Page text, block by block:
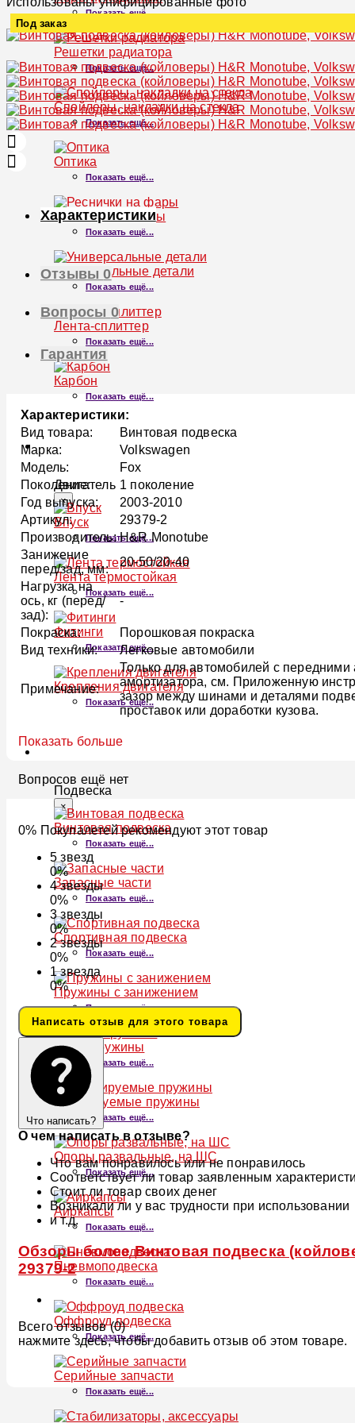
Показать ещё...
Решетки радиатора
Показать ещё...
Спойлеры, накладки на стекла
Показать ещё...
Оптика
Показать ещё...
Реснички на фары
Показать ещё...
Универсальные детали
Показать ещё...
Лента-сплиттер
Показать ещё...
Карбон
Показать ещё...
ДВИГАТЕЛЬ
Двигатель
×
Впуск
Показать ещё...
Лента термостойкая
Показать ещё...
Фитинги
Показать ещё...
Крепления двигателя
Показать ещё...
Подвеска
×
Винтовая подвеска
Показать ещё...
Запасные части
Показать ещё...
Спортивная подвеска
Показать ещё...
Пружины с занижением
Показать ещё...
Лифт-пружины
Показать ещё...
Регулируемые пружины
Показать ещё...
Опоры развальные, на ШС
Показать ещё...
Аиркапсы
Показать ещё...
Пневмоподвеска
Показать ещё...
Оффроуд подвеска
Показать ещё...
Серийные запчасти
Показать ещё...
Под заказ
Увеличить
Характеристики
Отзывы0
Вопросы 0
Гарантия
Характеристики:
Вид товара:
Винтовая подвеска
Марка:
Volkswagen
Модель:
Fox
Поколение:
1 поколение
Год выпуска:
2003-2010
Артикул:
29379-2
Производитель: H&R Monotube
Занижение
перед/зад, мм:
20-50/20-40
Нагрузка на
ось, кг (перед/
зад):
-
Покраска:
Порошковая покраска
Вид техники:
Легковые автомобили
Примечание:
Только для автомобилей с передними
амортизатора, см. Приложенную
зазор между шинами и деталями
проставок или доработки кузова.
Показать больше
Вопросов ещё нет
0% Покупалетей рекомендуют этот товар
5звезд
0%
4звезды
0%
3звезды
0%
2звезды
0%
1звезда
0%
Написать отзыв для этого товара
Что написать?
О чем написать в отзыве?
Что вам понравилось или не понравилось
Соответствует ли товар заявленным
Стоит ли товар своих денег
Возникали ли у вас трудности при использовании
и т.д.
Обзоры более Винтовая подвеска
29379-2
Всего отзывов (0)
нажмите здесь, чтобы добавить отзыв об этом товаре.